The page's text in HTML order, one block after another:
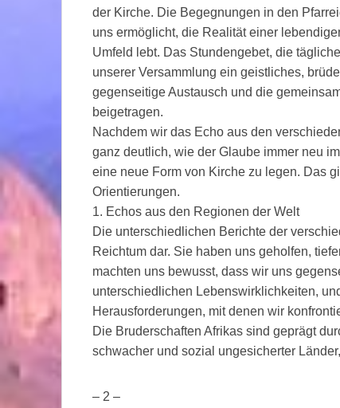
der Kirche. Die Begegnungen in den
uns ermöglicht, die Realität einer
Umfeld lebt. Das Stundengebet, die
unserer Versammlung ein geistliches,
gegenseitige Austausch und die
beigetragen.
Nachdem wir das Echo aus den
ganz deutlich, wie der Glaube immer neu
eine neue Form von Kirche zu legen. Das
Orientierungen.
1. Echos aus den Regionen der Welt
Die unterschiedlichen Berichte der
Reichtum dar. Sie haben uns geholfen,
machten uns bewusst, dass wir uns
unterschiedlichen Lebenswirklichkeiten,
Herausforderungen, mit denen wir
Die Bruderschaften Afrikas sind geprägt
schwacher und sozial ungesicherter
– 2 –